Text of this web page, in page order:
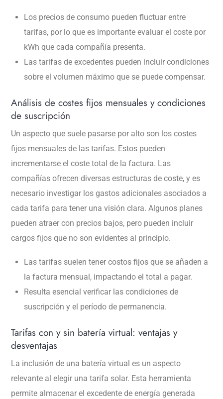
Los precios de consumo pueden fluctuar entre
tarifas, por lo que es importante evaluar el coste por
kWh que cada compañía presenta.
Las tarifas de excedentes pueden incluir condiciones
sobre el volumen máximo que se puede compensar.
Análisis de costes fijos mensuales y condiciones
de suscripción
Un aspecto que suele pasarse por alto son los costes
fijos mensuales de las tarifas. Estos pueden
incrementarse el coste total de la factura. Las
compañías ofrecen diversas estructuras de coste, y es
necesario investigar los gastos adicionales asociados a
cada tarifa para tener una visión clara. Algunos planes
pueden atraer con precios bajos, pero pueden incluir
cargos fijos que no son evidentes al principio.
Las tarifas suelen tener costos fijos que se añaden a
la factura mensual, impactando el total a pagar.
Resulta esencial verificar las condiciones de
suscripción y el período de permanencia.
Tarifas con y sin batería virtual: ventajas y
desventajas
La inclusión de una batería virtual es un aspecto
relevante al elegir una tarifa solar. Esta herramienta
permite almacenar el excedente de energía generada